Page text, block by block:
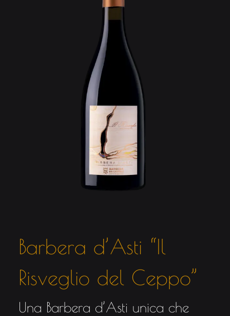
Barbera d’Asti “Il
Risveglio del Ceppo”
Una Barbera d’Asti unica che